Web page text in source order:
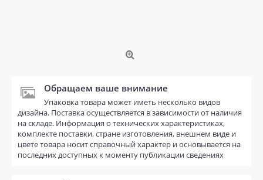
Обращаем ваше внимание
Упаковка товара может иметь несколько видов
дизайна. Поставка осуществляется в зависимости от наличия
на складе. Информация о технических характеристиках,
комплекте поставки, стране изготовления, внешнем виде и
цвете товара носит справочный характер и основывается на
последних доступных к моменту публикации сведениях